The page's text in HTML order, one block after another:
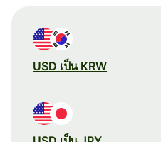
USD เป็น KRW